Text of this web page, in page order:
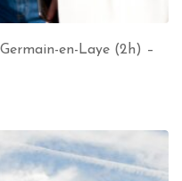
en-Laye (2h) –